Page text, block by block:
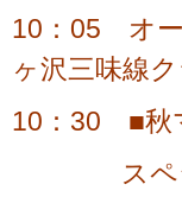
10：05 オ
ヶ沢三味線ク
10：30 ■秋
スペシャ